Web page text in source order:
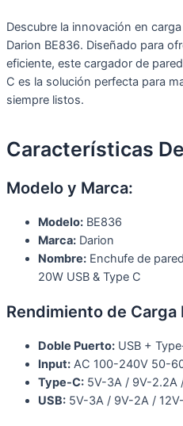
Descubre la innovación en
Darion BE836. Diseñado para
eficiente, este cargador de
C es la solución perfecta para
siempre listos.
Características
Modelo y Marca:
Modelo: BE836
Marca: Darion
Nombre: Enchufe de
20W USB & Type C
Rendimiento de Carga
Doble Puerto: USB +
Input: AC 100-240V 50-
Type-C: 5V-3A / 9V-2.2A
USB: 5V-3A / 9V-2A /